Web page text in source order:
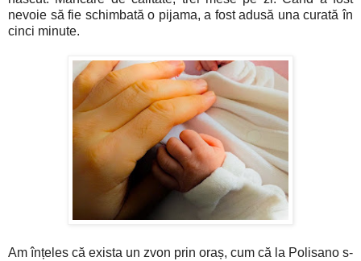
nevoie să fie schimbată o pijama, a fost adusă una curată în
cinci minute.
Am înțeles că exista un zvon prin oraș, cum că la Polisano s-